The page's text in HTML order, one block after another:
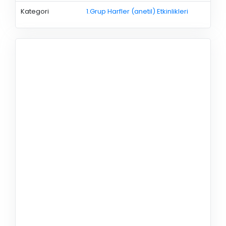
Kategori 1.Grup Harfler (anetil) Etkinlikleri